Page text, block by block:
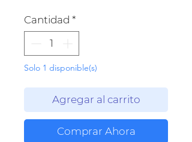
Cantidad *
Solo 1 disponible(s)
Agregar al carrito
Comprar Ahora